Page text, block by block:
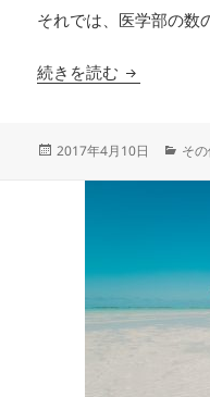
それでは、医学部の数
続きを読む 全国の医学
投
2017年4月10日
カ
そ